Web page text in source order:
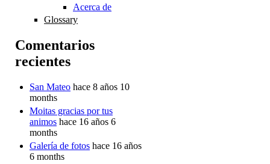
Acerca de
Glossary
Comentarios
recientes
San Mateo hace 8 años 10
months
Moitas gracias por tus
animos hace 16 años 6
months
Galería de fotos hace 16 años
6 months